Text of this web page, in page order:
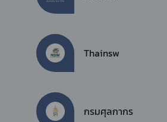
Thainsw
กรมศุลกากร